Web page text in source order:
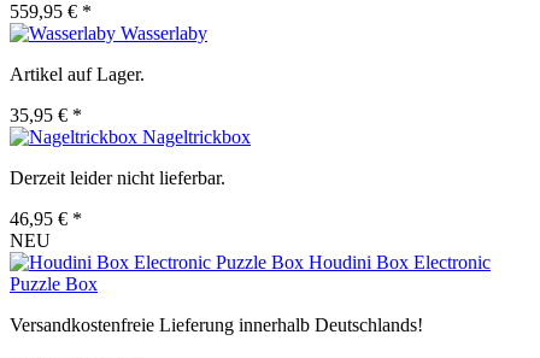
559,95 € *
Wasserlaby
Artikel auf Lager.
35,95 € *
Nageltrickbox
Derzeit leider nicht lieferbar.
46,95 € *
NEU
Houdini Box Electronic
Puzzle Box
Versandkostenfreie Lieferung innerhalb Deutschlands!